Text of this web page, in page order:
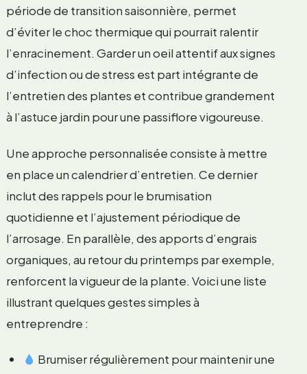
période de transition saisonnière, permet
d’éviter le choc thermique qui pourrait ralentir
l’enracinement. Garder un oeil attentif aux signes
d’infection ou de stress est part intégrante de
l’entretien des plantes et contribue grandement
à l’astuce jardin pour une passiflore vigoureuse.
Une approche personnalisée consiste à mettre
en place un calendrier d’entretien. Ce dernier
inclut des rappels pour le brumisation
quotidienne et l’ajustement périodique de
l’arrosage. En parallèle, des apports d’engrais
organiques, au retour du printemps par exemple,
renforcent la vigueur de la plante. Voici une liste
illustrant quelques gestes simples à
entreprendre :
Brumiser régulièrement pour maintenir une